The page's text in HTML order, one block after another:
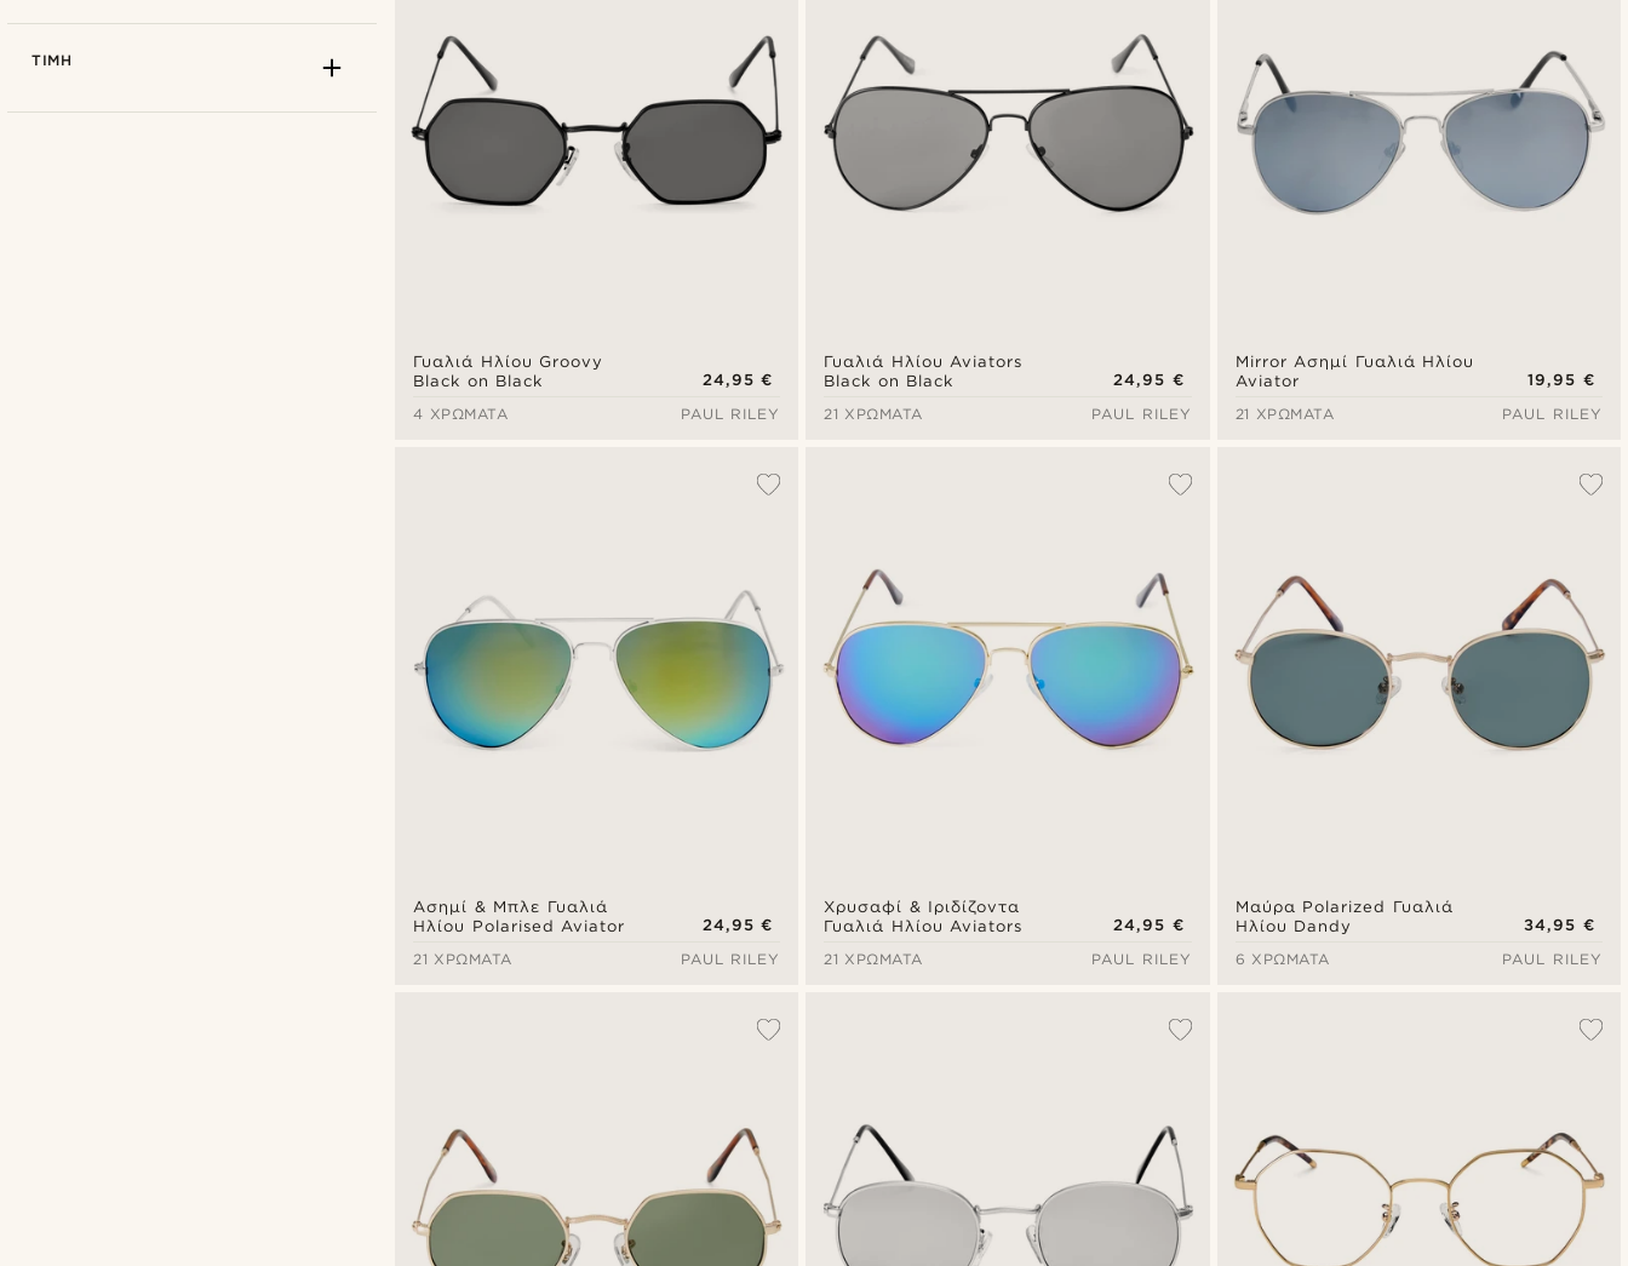
Γυαλιά Ηλίου Groovy
Black on Black
24,95 €
4 ΧΡΏΜΑΤΑ
PAUL RILEY
Γυαλιά Ηλίου Aviators
Black on Black
24,95 €
21 ΧΡΏΜΑΤΑ
PAUL RILEY
Mirror Ασημί Γυαλιά Ηλίου
Aviator
19,95 €
21 ΧΡΏΜΑΤΑ
PAUL RILEY
Ασημί & Μπλε Γυαλιά
Ηλίου Polarised Aviator
24,95 €
21 ΧΡΏΜΑΤΑ
PAUL RILEY
Χρυσαφί & Ιριδίζοντα
Γυαλιά Ηλίου Aviators
24,95 €
21 ΧΡΏΜΑΤΑ
PAUL RILEY
Μαύρα Polarized Γυαλιά
Ηλίου Dandy
34,95 €
6 ΧΡΏΜΑΤΑ
PAUL RILEY
ΤΙΜΉ